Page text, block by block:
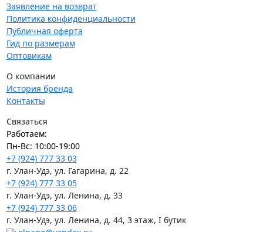
Заявление на возврат
Политика конфиденциальности
Публичная оферта
Гид по размерам
Оптовикам
О компании
История бренда
Контакты
Связаться
Работаем:
Пн-Вс: 10:00-19:00
+7 (924) 777 33 03
г. Улан-Удэ, ул. Гагарина, д. 22
+7 (924) 777 33 05
г. Улан-Удэ, ул. Ленина, д. 33
+7 (924) 777 33 06
г. Улан-Удэ, ул. Ленина, д. 44, 3 этаж, I бутик